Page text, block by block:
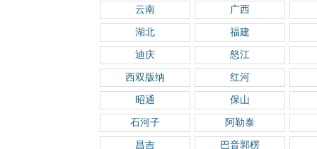
云南 广西
湖北 福建
迪庆 怒江
西双版纳 红河
昭通 保山
石河子 阿勒泰
昌吉 巴音郭楞